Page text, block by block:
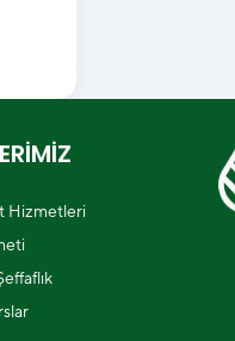
Hizmetleri